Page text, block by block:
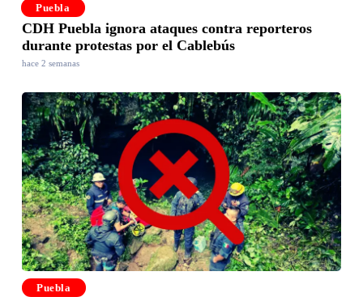
Puebla
CDH Puebla ignora ataques contra reporteros
durante protestas por el Cablebús
hace 2 semanas
Puebla